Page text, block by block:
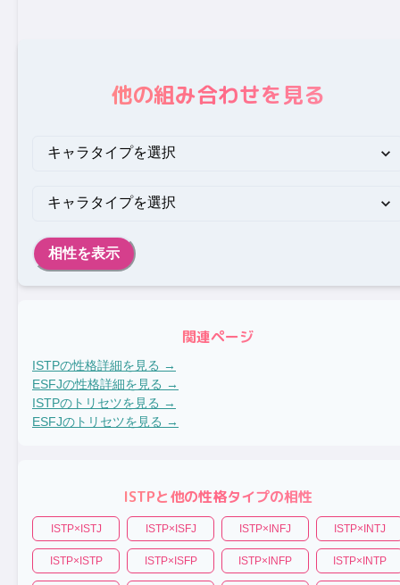
他の組み合わせを見る
相性を表示
関連ページ
ISTPの性格詳細を見る →
ESFJの性格詳細を見る →
ISTPのトリセツを見る →
ESFJのトリセツを見る →
ISTPと他の性格タイプの相性
ISTP× ISTJ ISTP× ISFJ ISTP× INFJ ISTP× INTJ
ISTP× ISTP ISTP× ISFP ISTP× INFP ISTP× INTP